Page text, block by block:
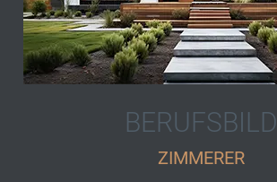
BERUFSBILD
ZIMMERER